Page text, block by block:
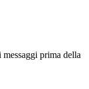
prima della